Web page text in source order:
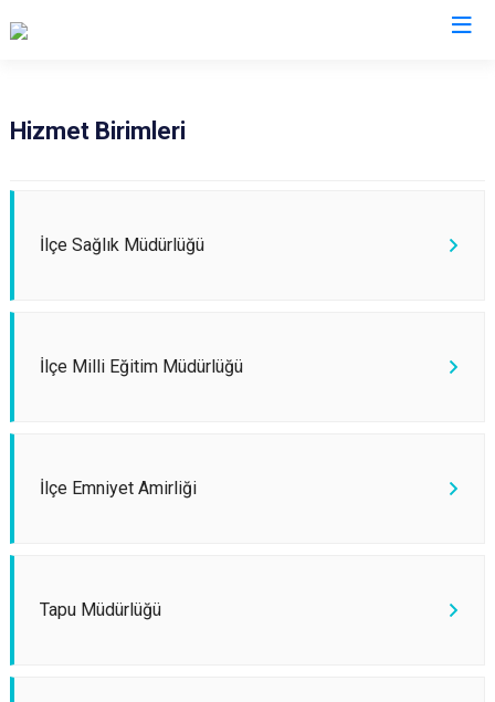
Göynük
Mengen
Seben
Hizmet Birimleri
İlçe Sağlık Müdürlüğü
İlçe Milli Eğitim Müdürlüğü
İlçe Emniyet Amirliği
Tapu Müdürlüğü